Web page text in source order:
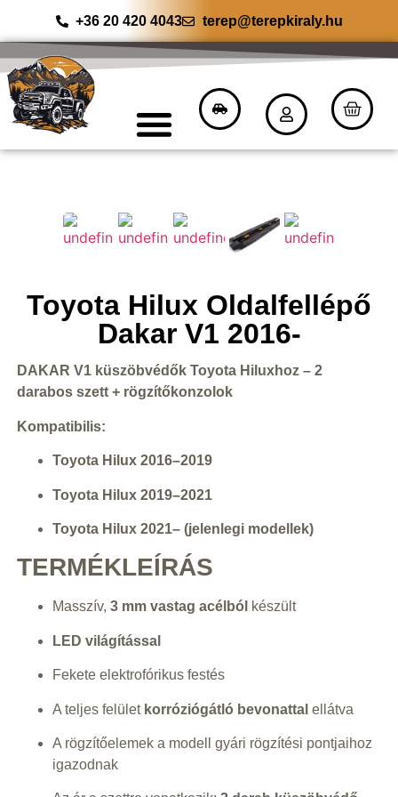
+36 20 420 4043 terep@terepkiraly.hu
Toyota Hilux Oldalfellépő
Dakar V1 2016-
DAKAR V1 küszöbvédők Toyota Hiluxhoz – 2
darabos szett + rögzítőkonzolok
Kompatibilis:
Toyota Hilux 2016–2019
Toyota Hilux 2019–2021
Toyota Hilux 2021– (jelenlegi modellek)
TERMÉKLEÍRÁS
Masszív, 3 mm vastag acélból készült
LED világítással
Fekete elektrofórikus festés
A teljes felület korróziógátló bevonattal ellátva
A rögzítőelemek a modell gyári rögzítési pontjaihoz
igazodnak